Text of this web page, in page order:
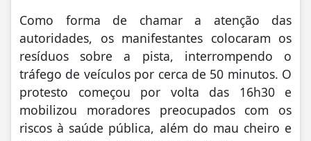
Como forma de chamar a atenção das
autoridades, os manifestantes colocaram os
resíduos sobre a pista, interrompendo o
tráfego de veículos por cerca de 50 minutos. O
protesto começou por volta das 16h30 e
mobilizou moradores preocupados com os
riscos à saúde pública, além do mau cheiro e